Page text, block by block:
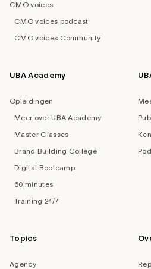
CMO voices
CMO voices podcast
CMO voices Community
UBA Academy
Opleidingen
Meer over UBA Academy
Master Classes
Brand Building College
Digital Bootcamp
60 minutes
Training 24/7
Topics
Agency